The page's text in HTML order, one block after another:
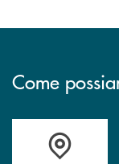
Come
Accedi all' elenco